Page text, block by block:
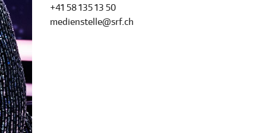
+41 58 135 13 50
medienstelle@srf.ch